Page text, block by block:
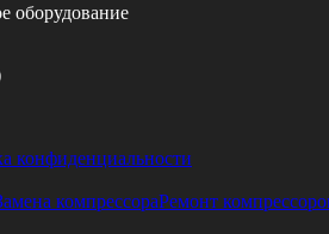
оборудование
конфиденциальности
компрессораРемонт